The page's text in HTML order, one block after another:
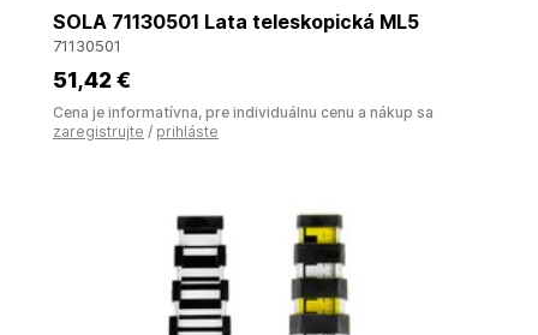
SOLA 71130501 Lata teleskopická ML5
71130501
51,42 €
Cena je informatívna, pre individuálnu cenu a nákup sa
zaregistrujte / prihláste